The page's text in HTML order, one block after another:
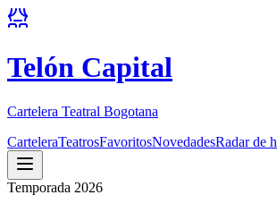
Telón Capital
Cartelera Teatral Bogotana
CarteleraTeatrosFavoritosNovedadesRadar de
Temporada 2026